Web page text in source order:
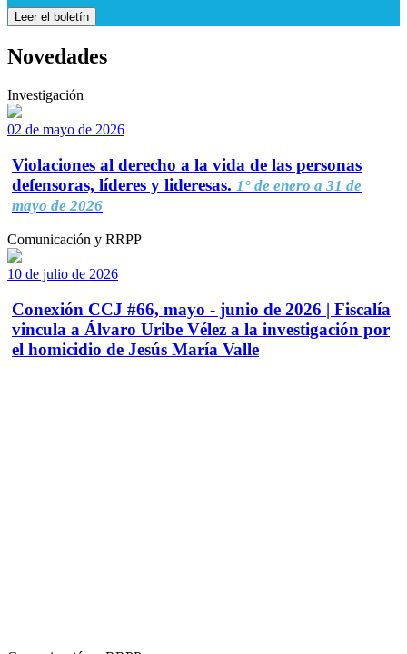
Leer el boletín
Novedades
Investigación
02 de mayo de 2026
Violaciones al derecho a la vida de las personas
defensoras, líderes y lideresas. 1° de enero a 31 de
mayo de 2026
Comunicación y RRPP
10 de julio de 2026
Conexión CCJ #66, mayo - junio de 2026 | Fiscalía
vincula a Álvaro Uribe Vélez a la investigación por
el homicidio de Jesús María Valle